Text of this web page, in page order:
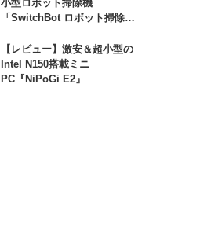
小型ロボット掃除機
「SwitchBot ロボット掃除機
【レビュー】激安＆超小型の
Intel N150搭載ミニ
PC『NiPoGi E2』